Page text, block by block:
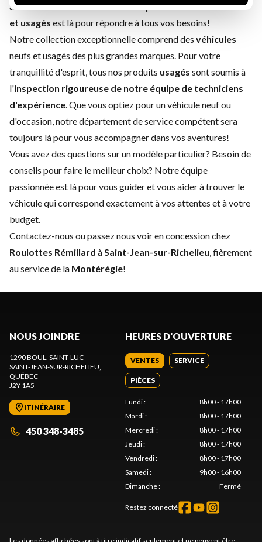
aventures? Notreinventaire complet de véhicules neufs
et usagés est là pour répondre à tous vos besoins!
Notre collection exceptionnelle comprend des véhicules
neufs et usagés des plus grandes marques. Pour votre
tranquillité d'esprit, tous nos produits usagés sont soumis à
l'inspection rigoureuse de notre équipe de techniciens
d'expérience. Que vous optiez pour unvéhicule neufou
d'occasion, notredépartement de servicecompétent sera
toujours là pour vous accompagner dans vos aventures!
Vous avez des questions sur un modèle particulier? Besoin de
conseils pour faire le meilleur choix? Notre équipe
passionnée est là pour vous guider et vous aider à trouver le
véhicule qui correspond exactement à vos attentes et à votre
budget.
Contactez-nous ou passez nous voir en concession chez
Roulottes Rémillard àSaint-Jean-sur-Richelieu, fièrement
au service de la Montérégie!
NOUS JOINDRE
1290 BOUL. SAINT-LUC
SAINT-JEAN-SUR-RICHELIEU,
QUÉBEC
J2Y 1A5
ITINÉRAIRE
450 348-3485
HEURES D'OUVERTURE
VENTES SERVICE
PIÈCES
Lundi:
8h00 - 17h00
Mardi:
8h00 - 17h00
Mercredi:
8h00 - 17h00
Jeudi:
8h00 - 17h00
Vendredi:
8h00 - 17h00
Samedi:
9h00 - 16h00
Dimanche: Fermé
Restez connecté